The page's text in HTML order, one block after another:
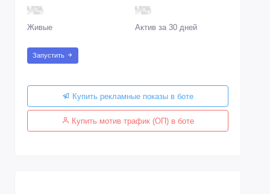
Живые Актив за 30 дней
Запустить
Купить рекламные показы в боте
Купить мотив трафик (ОП) в боте